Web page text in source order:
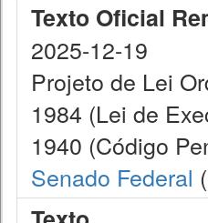
Texto Oficial
2025-12-19
Projeto de Lei
1984 (Lei de
1940 (Código
Senado Federal